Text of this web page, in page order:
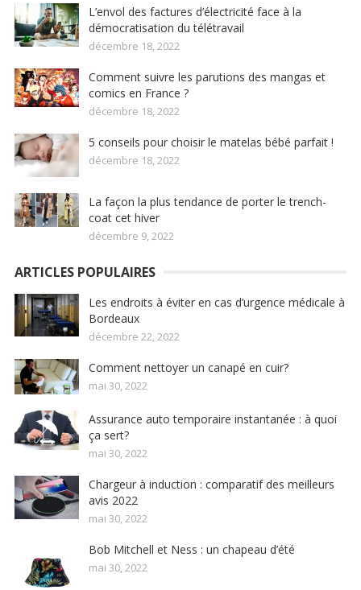
L’envol des factures d’électricité face à la
démocratisation du télétravail
décembre 18, 2022
Comment suivre les parutions des mangas et
comics en France ?
décembre 18, 2022
5 conseils pour choisir le matelas bébé parfait !
décembre 18, 2022
La façon la plus tendance de porter le trench-
coat cet hiver
décembre 9, 2022
ARTICLES POPULAIRES
Les endroits à éviter en cas d’urgence médicale à
Bordeaux
décembre 22, 2022
Comment nettoyer un canapé en cuir?
mai 30, 2022
Assurance auto temporaire instantanée : à quoi
ça sert?
mai 30, 2022
Chargeur à induction : comparatif des meilleurs
avis 2022
mai 30, 2022
Bob Mitchell et Ness : un chapeau d’été
mai 30, 2022